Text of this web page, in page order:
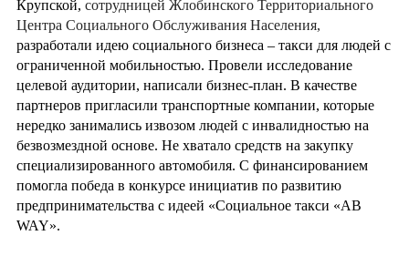
Крупской, сотрудницей Жлобинского Территориального
Центра Социального Обслуживания Населения,
разработали идею социального бизнеса – такси для людей с
ограниченной мобильностью. Провели исследование
целевой аудитории, написали бизнес-план. В качестве
партнеров пригласили транспортные компании, которые
нередко занимались извозом людей с инвалидностью на
безвозмездной основе. Не хватало средств на закупку
специализированного автомобиля. С финансированием
помогла победа в конкурсе инициатив по развитию
предпринимательства с идеей «Социальное такси «AB
WAY».